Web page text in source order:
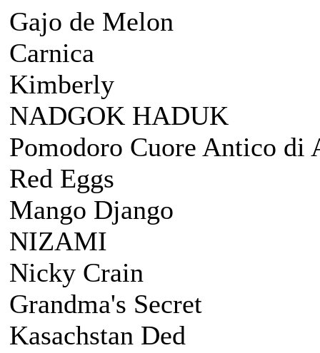
Gajo de Melon
Carnica
Kimberly
NADGOK HADUK
Pomodoro Cuore Antico di
Red Eggs
Mango Django
NIZAMI
Nicky Crain
Grandma's Secret
Kasachstan Ded